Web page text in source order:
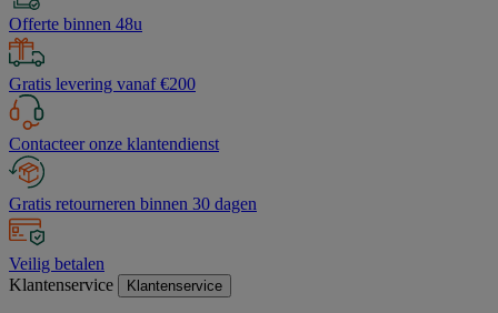
Offerte binnen 48u
Gratis levering vanaf €200
Contacteer onze klantendienst
Gratis retourneren binnen 30 dagen
Veilig betalen
Klantenservice
Klantenservice